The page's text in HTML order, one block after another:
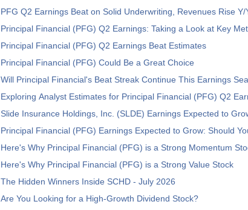
PFG Q2 Earnings Beat on Solid Underwriting, Revenues Rise Y/
Principal Financial (PFG) Q2 Earnings: Taking a Look at Key
Principal Financial (PFG) Q2 Earnings Beat Estimates
Principal Financial (PFG) Could Be a Great Choice
Will Principal Financial's Beat Streak Continue This Earnings
Exploring Analyst Estimates for Principal Financial (PFG) Q2
Slide Insurance Holdings, Inc. (SLDE) Earnings Expected to
Principal Financial (PFG) Earnings Expected to Grow: Should
Here's Why Principal Financial (PFG) is a Strong Momentum
Here's Why Principal Financial (PFG) is a Strong Value Stock
The Hidden Winners Inside SCHD - July 2026
Are You Looking for a High-Growth Dividend Stock?